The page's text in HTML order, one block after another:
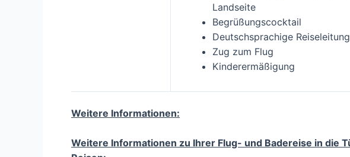
Landseite
Begrüßungscocktail
Deutschsprachige Reiseleitung
Zug zum Flug
Kinderermäßigung
Weitere Informationen:
Weitere Informationen zu Ihrer Flug- und Badereise in die